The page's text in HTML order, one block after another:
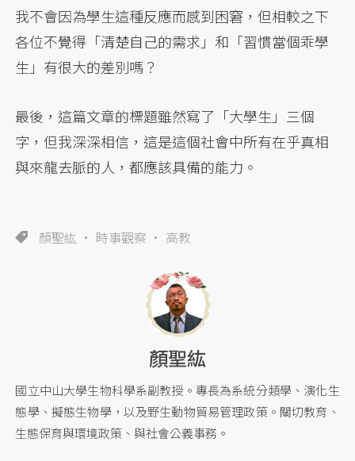
我不會因為學生這種反應而感到困窘，但相較之下
各位不覺得「清楚自己的需求」和「習慣當個乖學
生」有很大的差別嗎？
最後，這篇文章的標題雖然寫了「大學生」三個
字，但我深深相信，這是這個社會中所有在乎真相
與來龍去脈的人，都應該具備的能力。
顏聖紘 時事觀察 高教
顏聖紘
國立中山大學生物科學系副教授。專長為系統分類學、演化生
態學、擬態生物學，以及野生動物貿易管理政策。關切教育、
生態保育與環境政策、與社會公義事務。